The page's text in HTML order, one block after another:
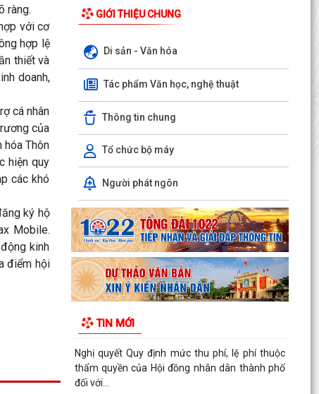
ràng.
với cơ
hợp lệ
thiết và
doanh,
cá nhân
của
Thôn
hiện quy
các khó
ký hộ
Mobile.
kinh
điểm hội
GIỚI THIỆU CHUNG
Di sản - Văn hóa
Tác phẩm Văn học, nghệ thuật
Thông tin chung
Tổ chức bộ máy
Người phát ngôn
TIN MỚI
Xã Bình Giang tổ chức Hội nghị giao ban Bí thư
chi bộ các thôn trên địa bàn xã
Lãnh đạo xã Bình Giang kiểm tra tiến độ thi công
các công trình trên địa bàn
Về việc công khai danh mục thủ tục hành chính
được sửa đổi, bổ sung, thay thế, bị bãi bỏ
thuộc...
Về việc công khai thủ tục hành chính ban hành
mới, được sửa đổi, bổ sung thuộc phạm vi chức
năng...
Thông báo Về việc công khai danh sách đề nghị
phong vẻ...
Nghị quyết Quy định mức thu phí, lệ phí thuộc
thẩm quyền của Hội đồng nhân dân thành phố
đối với...